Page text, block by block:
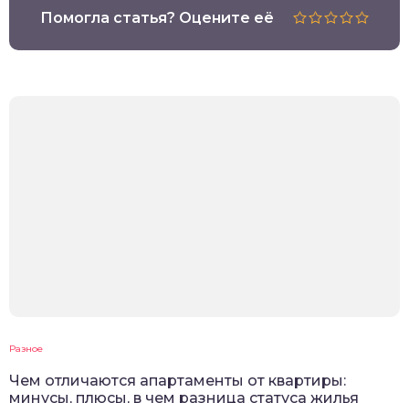
Помогла статья? Оцените её
Разное
Чем отличаются апартаменты от квартиры:
минусы, плюсы, в чем разница статуса жилья